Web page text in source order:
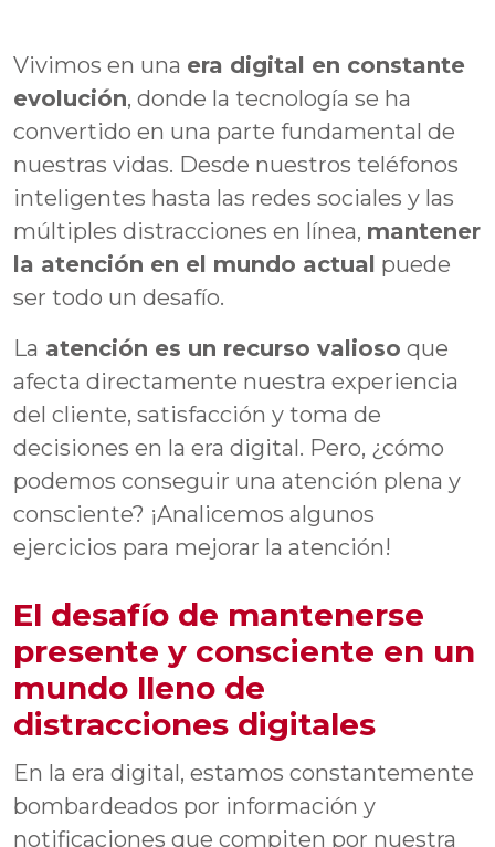
Vivimos en una era digital en constante
evolución, donde la tecnología se ha
convertido en una parte fundamental de
nuestras vidas. Desde nuestros teléfonos
inteligentes hasta las redes sociales y las
múltiples distracciones en línea, mantener
la atención en el mundo actual puede
ser todo un desafío.
La atención es un recurso valioso que
afecta directamente nuestra experiencia
del cliente, satisfacción y toma de
decisiones en la era digital. Pero, ¿cómo
podemos conseguir una atención plena y
consciente? ¡Analicemos algunos
ejercicios para mejorar la atención!
El desafío de mantenerse
presente y consciente en un
mundo lleno de
distracciones digitales
En la era digital, estamos constantemente
bombardeados por información y
notificaciones que compiten por nuestra